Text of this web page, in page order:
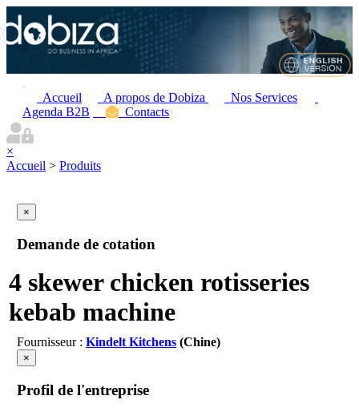
Accueil A propos de Dobiza
Nos Services
Agenda B2B
Contacts
×
Accueil > Produits
×
Demande de cotation
4 skewer chicken rotisseries
kebab machine
Fournisseur : Kindelt Kitchens(Chine)
×
Profil de l'entreprise